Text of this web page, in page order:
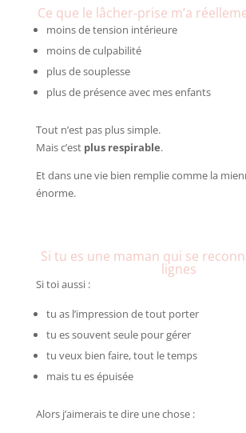
Ce que le lâcher-prise m’a
moins de tension intérieure
moins de culpabilité
plus de souplesse
plus de présence avec mes enfants
Tout n’est pas plus simple.
Mais c’est plus respirable.
Et dans une vie bien remplie comme la
énorme.
Si tu es une maman qui se
lignes
Si toi aussi :
tu as l’impression de tout porter
tu es souvent seule pour gérer
tu veux bien faire, tout le temps
mais tu es épuisée
Alors j’aimerais te dire une chose :